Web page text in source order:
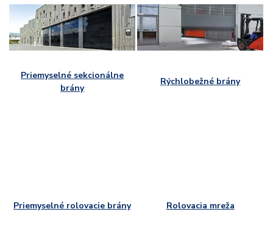
Priemyselné sekcionálne
brány
Rýchlobežné brány
Priemyselné rolovacie brány Rolovacia mreža